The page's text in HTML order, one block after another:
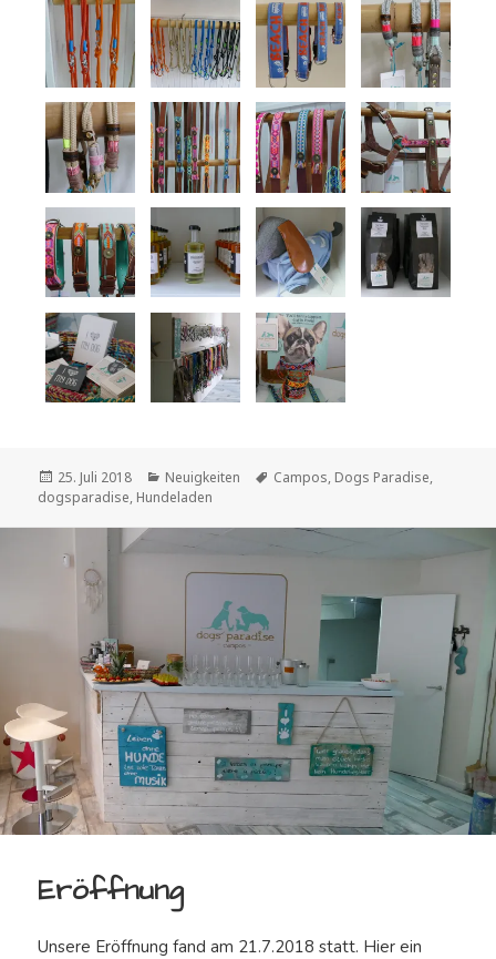
Veröffentlicht
am
25. Juli 2018 Kategorien
Neuigkeiten Schlagwörter
Campos, Dogs Paradise,
dogsparadise, Hundeladen
Eröffnung
Unsere Eröffnung fand am 21.7.2018 statt. Hier ein